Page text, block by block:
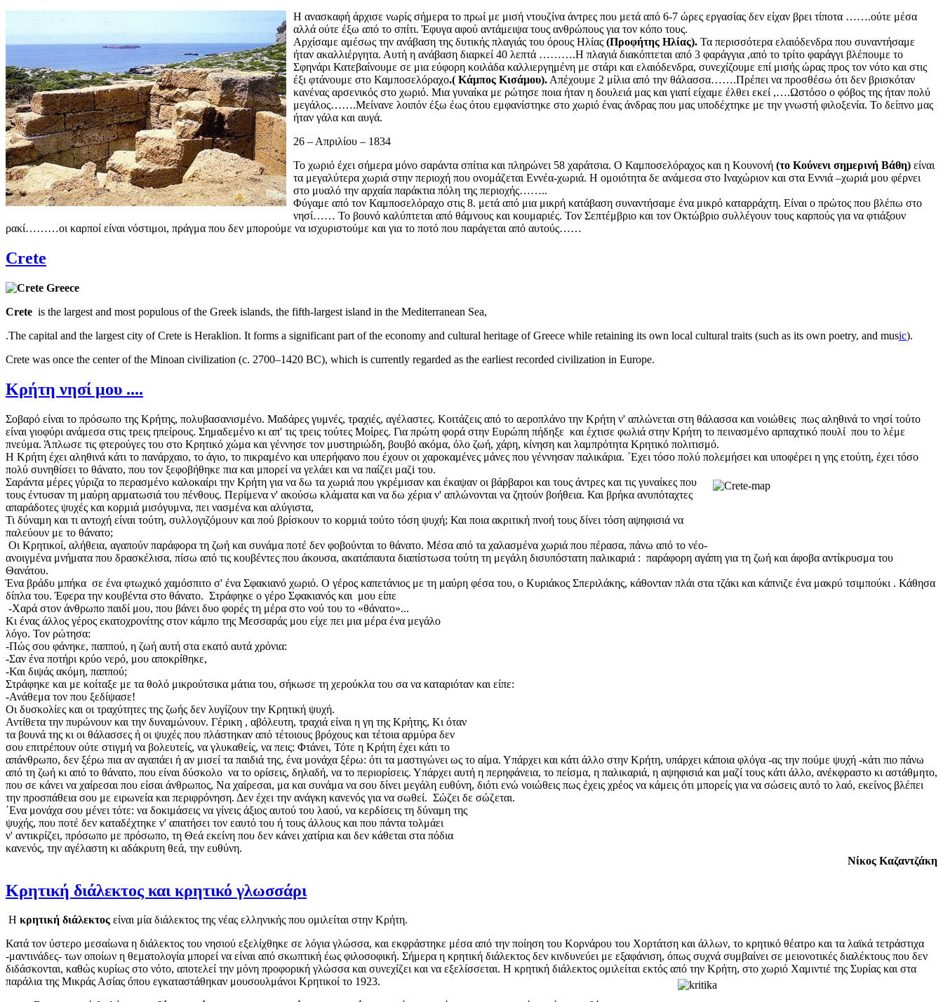
Η ανασκαφή άρχισε νωρίς σήμερα το πρωί με μισή ντουζίνα άντρες που μετά από 6-7 ώρες εργασίας δεν είχαν βρει τίποτα …….ούτε μέσα
αλλά ούτε έξω από το σπίτι. Έφυγα αφού αντάμειψα τους ανθρώπους για τον κόπο τους.
Αρχίσαμε αμέσως την ανάβαση της δυτικής πλαγιάς του όρους Ηλίας (Προφήτης Ηλίας). Τα περισσότερα ελαιόδενδρα που συναντήσαμε
ήταν ακαλλιέργητα. Αυτή η ανάβαση διαρκεί 40 λεπτά ……….Η πλαγιά διακόπτεται από 3 φαράγγια ,από το τρίτο φαράγγι βλέπουμε το
Σφηνάρι Κατεβαίνουμε σε μια εύφορη κοιλάδα καλλιεργημένη με στάρι και ελαιόδενδρα, συνεχίζουμε επί μισής ώρας προς τον νότο και στις
έξι φτάνουμε στο Καμποσελόραχο.( Κάμπος Κισάμου). Απέχουμε 2 μίλια από την θάλασσα…….Πρέπει να προσθέσω ότι δεν βρισκόταν
κανένας αρσενικός στο χωριό. Μια γυναίκα με ρώτησε ποια ήταν η δουλειά μας και γιατί είχαμε έλθει εκεί ,….Ωστόσο ο φόβος της ήταν πολύ
μεγάλος…….Μείνανε λοιπόν έξω έως ότου εμφανίστηκε στο χωριό ένας άνδρας που μας υποδέχτηκε με την γνωστή φιλοξενία. Το δείπνο μας
ήταν γάλα και αυγά.
26 – Απριλίου – 1834
Το χωριό έχει σήμερα μόνο σαράντα σπίτια και πληρώνει 58 χαράτσια. Ο Καμποσελόραχος και η Κουνονή (το Κούνενι σημερινή Βάθη) είναι
τα μεγαλύτερα χωριά στην περιοχή που ονομάζεται Εννέα-χωριά. Η ομοιότητα δε ανάμεσα στο Ιναχώριον και στα Εννιά –χωριά μου φέρνει
στο μυαλό την αρχαία παράκτια πόλη της περιοχής……..
Φύγαμε από τον Καμποσελόραχο στις 8. μετά από μια μικρή κατάβαση συναντήσαμε ένα μικρό καταρράχτη. Είναι ο πρώτος που βλέπω στο
νησί…… Το βουνό καλύπτεται από θάμνους και κουμαριές. Τον Σεπτέμβριο και τον Οκτώβριο συλλέγουν τους καρπούς για να φτιάξουν
ρακί………οι καρποί είναι νόστιμοι, πράγμα που δεν μπορούμε να ισχυριστούμε και για το ποτό που παράγεται από αυτούς……
Crete
Crete is the largest and most populous of the Greek islands, the fifth-largest island in the Mediterranean Sea,
.The capital and the largest city of Crete is Heraklion. It forms a significant part of the economy and cultural heritage of Greece while retaining its own local cultural traits (such as its own poetry, and music).
Crete was once the center of the Minoan civilization (c. 2700–1420 BC), which is currently regarded as the earliest recorded civilization in Europe.
Κρήτη νησί μου ....
Σοβαρό είναι το πρόσωπο της Κρήτης, πολυβασανισμένο. Μαδάρες γυμνές, τραχιές, αγέλαστες. Κοιτάζεις από το αεροπλάνο την Κρήτη ν' απλώνεται στη θάλασσα και νοιώθεις πως αληθινά το νησί τούτο
είναι γιοφύρι ανάμεσα στις τρεις ηπείρους. Σημαδεμένο κι απ' τις τρεις τούτες Μοίρες. Για πρώτη φορά στην Ευρώπη πήδηξε και έχτισε φωλιά στην Κρήτη το πεινασμένο αρπαχτικό πουλί που το λέμε
πνεύμα. Άπλωσε τις φτερούγες του στο Κρητικό χώμα και γέννησε τον μυστηριώδη, βουβό ακόμα, όλο ζωή, χάρη, κίνηση και λαμπρότητα Κρητικό πολιτισμό.
Η Κρήτη έχει αληθινά κάτι το πανάρχαιο, το άγιο, το πικραμένο και υπερήφανο που έχουν οι χαροκαμένες μάνες που γέννησαν παλικάρια. ΄Εχει τόσο πολύ πολεμήσει και υποφέρει η γης ετούτη, έχει τόσο
πολύ συνηθίσει το θάνατο, που τον ξεφοβήθηκε πια και μπορεί να γελάει και να παίζει μαζi του.
Σαράντα μέρες γύριζα το περασμένο καλοκαίρι την Κρήτη για να δω τα χωριά που γκρέμισαν και έκαψαν οι βάρβαροι και τους άντρες και τις γυναίκες που
τους έντυσαν τη μαύρη αρματωσιά του πένθους. Περίμενα ν' ακούσω κλάματα και να δω χέρια ν' απλώνονται να ζητούν βοήθεια. Και βρήκα ανυπόταχτες
απαράδοτες ψυχές και κορμιά μισόγυμνα, πει νασμένα και αλύγιστα,
Τι δύναμη και τι αντοχή είναι τούτη, συλλογιζόμουν και πού βρίσκουν το κορμιά τούτο τόση ψυχή; Και ποια ακριτική πνοή τους δίνει τόση αψηφισιά να
παλεύουν με το θάνατο;
Οι Κρητικοί, αλήθεια, αγαπούν παράφορα τη ζωή και συνάμα ποτέ δεν φοβούνται το θάνατο. Μέσα από τα χαλασμένα χωριά που πέρασα, πάνω από το νέο-
ανοιγμένα μνήματα που δρασκέλισα, πίσω από τις κουβέντες που άκουσα, ακατάπαυτα διαπίστωσα τούτη τη μεγάλη δισυπόστατη παλικαριά : παράφορη αγάπη για τη ζωή και άφοβα αντίκρυσμα του
Θανάτου.
Ένα βράδυ μπήκα σε ένα φτωχικό χαμόσπιτο σ' ένα Σφακιανό χωριό. Ο γέρος καπετάνιος με τη μαύρη φέσα του, ο Κυριάκος Σπεριλάκης, κάθονταν πλάι στα τζάκι και κάπνιζε ένα μακρύ τσιμπούκι . Κάθησα
δίπλα του. Έφερα την κουβέντα στο θάνατο. Στράφηκε ο γέρο Σφακιανός και μου είπε
-Χαρά στον άνθρωπο παιδί μου, που βάνει δυο φορές τη μέρα στο νού του το «θάνατο»...
Κι ένας άλλος γέρος εκατοχρονίτης στον κάμπο της Μεσσαράς μου είχε πει μια μέρα ένα μεγάλο
λόγο. Τον ρώτησα:
-Πώς σου φάνηκε, παππού, η ζωή αυτή στα εκατό αυτά χρόνια:
-Σαν ένα ποτήρι κρύο νερό, μου αποκρίθηκε,
-Και διψάς ακόμη, παππού;
Στράφηκε και με κοίταξε με τα θολό μικρούτσικα μάτια του, σήκωσε τη χερούκλα του σα να καταριόταν και είπε:
-Ανάθεμα τον που ξεδίψασε!
Οι δυσκολίες και οι τραχύτητες της ζωής δεν λυγίζουν την Κρητική ψυχή.
Αντίθετα την πυρώνουν και την δυναμώνουν. Γέρικη , αβόλευτη, τραχιά είναι η γη της Κρήτης, Κι όταν
τα βουνά της κι οι θάλασσες ή οι ψυχές που πλάστηκαν από τέτοιους βρόχους και τέτοια αρμύρα δεν
σου επιτρέπουν ούτε στιγμή να βολευτείς, να γλυκαθείς, να πεις: Φτάνει, Τότε η Κρήτη έχει κάτι το
απάνθρωπο, δεν ξέρω πια αν αγαπάει ή αν μισεί τα παιδιά της, ένα μονάχα ξέρω: ότι τα μαστιγώνει ως το αίμα. Υπάρχει και κάτι άλλο στην Κρήτη, υπάρχει κάποια φλόγα -ας την πούμε ψυχή -κάτι πιο πάνω
από τη ζωή κι από το θάνατο, που είναι δύσκολο να το ορίσεις, δηλαδή, να το περιορίσεις. Υπάρχει αυτή η περηφάνεια, το πείσμα, η παλικαριά, η αψηφισιά και μαζί τους κάτι άλλο, ανέκφραστο κι αστάθμητο,
που σε κάνει να χαίρεσαι που είσαι άνθρωπος, Να χαίρεσαι, μα και συνάμα να σου δίνει μεγάλη ευθύνη, διότι ενώ νοιώθεις πως έχεις χρέος να κάμεις ότι μπορείς για να σώσεις αυτό το λαό, εκείνος βλέπει
την προσπάθεια σου με ειρωνεία και περιφρόνηση. Δεν έχει την ανάγκη κανενός για να σωθεί. Σώζει δε σώζεται.
΄Ενα μονάχα σου μένει τότε: να δοκιμάσεις να γίνεις άξιος αυτού του λαού, να κερδίσεις τη δύναμη της
ψυχής, που ποτέ δεν καταδέχτηκε ν' απατήσει τον εαυτό του ή τους άλλους και που πάντα τολμάει
ν' αντικρίζει, πρόσωπο με πρόσωπο, τη Θεά εκείνη που δεν κάνει χατίρια και δεν κάθεται στα πόδια
κανενός, την αγέλαστη κι αδάκρυτη θεά, την ευθύνη.
Νίκος Καζαντζάκη
Κρητική διάλεκτος και κρητικό γλωσσάρι
Η κρητική διάλεκτος είναι μία διάλεκτος της νέας ελληνικής που ομιλείται στην Κρήτη.
Κατά τον ύστερο μεσαίωνα η διάλεκτος του νησιού εξελίχθηκε σε λόγια γλώσσα, και εκφράστηκε μέσα από την ποίηση του Κορνάρου του Χορτάτση και άλλων, το κρητικό θέατρο και τα λαϊκά τετράστιχα
-μαντινάδες- των οποίων η θεματολογία μπορεί να είναι από σκωπτική έως φιλοσοφική. Σήμερα η κρητική διάλεκτος δεν κινδυνεύει με εξαφάνιση, όπως συχνά συμβαίνει σε μειονοτικές διαλέκτους που δεν
διδάσκονται, καθώς κυρίως στο νότο, αποτελεί την μόνη προφορική γλώσσα και συνεχίζει και να εξελίσσεται. Η κρητική διάλεκτος ομιλείται εκτός από την Κρήτη, στο χωριό Χαμιντιέ της Συρίας και στα
παράλια της Μικράς Ασίας όπου εγκαταστάθηκαν μουσουλμάνοι Κρητικοί το 1923.